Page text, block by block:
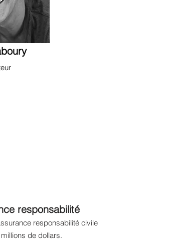
responsabilité
responsabilité civile
millions de dollars.